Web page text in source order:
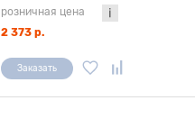
розничная цена
2 373 р.
Заказать